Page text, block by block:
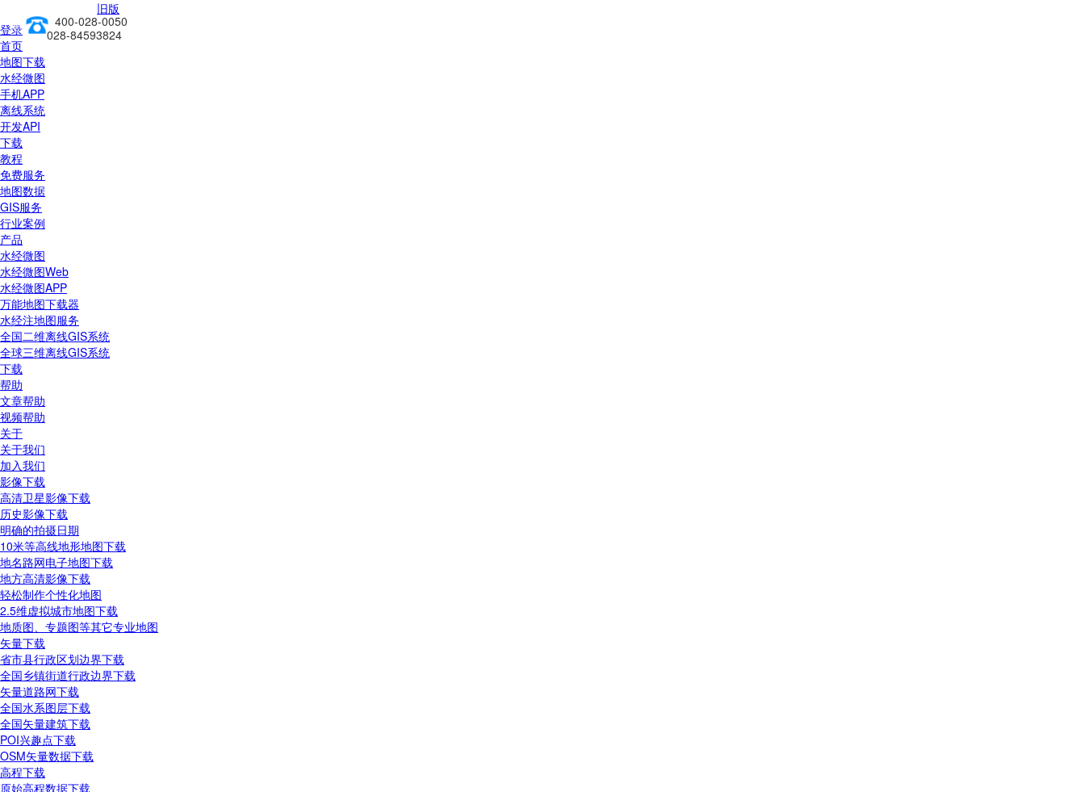
前往新版
旧版
登录
400-028-0050
028-84593824
首页
地图下载
水经微图
手机APP
离线系统
开发API
下载
教程
免费服务
地图数据
GIS服务
行业案例
产品
水经微图
水经微图Web
水经微图APP
万能地图下载器
水经注地图服务
全国二维离线GIS系统
全球三维离线GIS系统
下载
帮助
文章帮助
视频帮助
关于
关于我们
加入我们
影像下载
高清卫星影像下载
历史影像下载
明确的拍摄日期
10米等高线地形地图下载
地名路网电子地图下载
地方高清影像下载
轻松制作个性化地图
2.5维虚拟城市地图下载
地质图、专题图等其它专业地图
矢量下载
省市县行政区划边界下载
全国乡镇街道行政边界下载
矢量道路网下载
全国水系图层下载
全国矢量建筑下载
POI兴趣点下载
OSM矢量数据下载
高程下载
原始高程数据下载